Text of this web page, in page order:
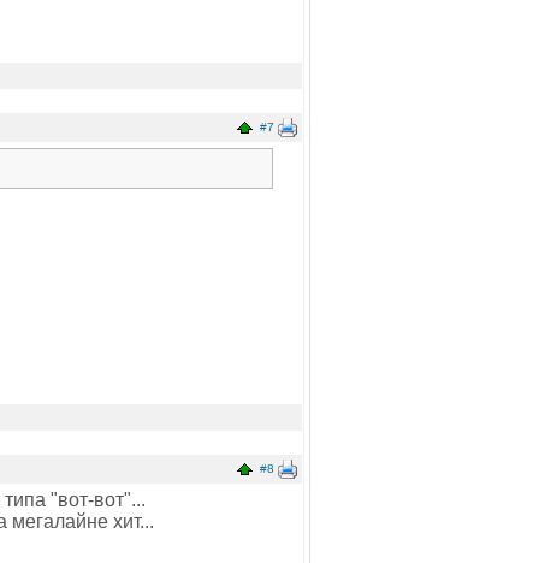
#7
#8
"вот-вот"...
хит...